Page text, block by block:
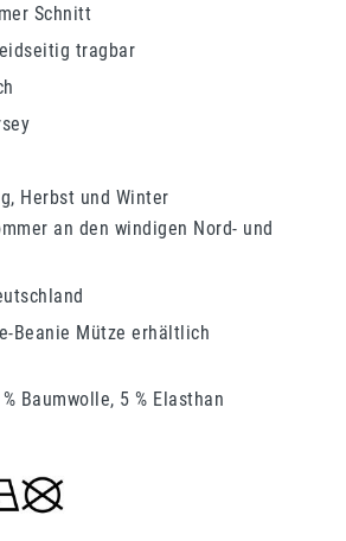
Schnitt
tragbar
Herbst und Winter
an den windigen Nord- und
Beanie Mütze erhältlich
Baumwolle, 5 % Elasthan